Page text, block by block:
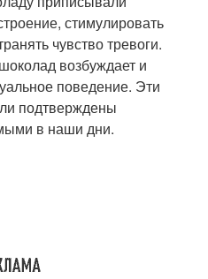
стимулировать
чувство тревоги.
возбуждает и
поведение. Эти
подтверждены
в наши дни.